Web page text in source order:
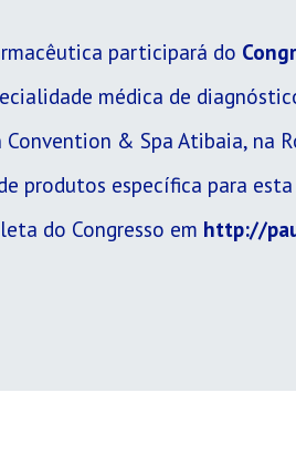
participará do
médica de
& Spa Atibaia, na
produtos específica para
do Congresso em http://